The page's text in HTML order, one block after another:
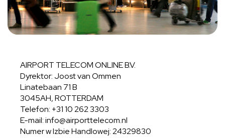
AIRPORT TELECOM ONLINE B.V.
Dyrektor: Joost van Ommen
Linatebaan 71 B
3045AH, ROTTERDAM
Telefon: +31 10 262 3303
E-mail: info@airporttelecom.nl
Numer w Izbie Handlowej: 24329830